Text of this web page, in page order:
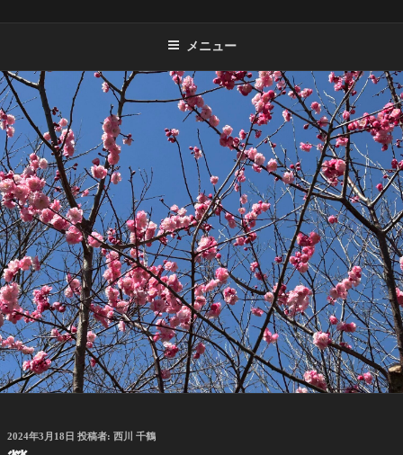
メニュー
投
稿
2024年3月18日 投稿者: 西川 千鶴